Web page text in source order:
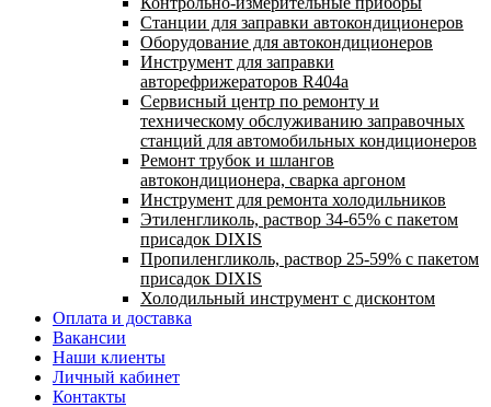
Станции для заправки автокондиционеров
Оборудование для автокондиционеров
Инструмент для заправки
авторефрижераторов R404a
Сервисный центр по ремонту и
техническому обслуживанию заправочных
станций для автомобильных кондиционеров
Ремонт трубок и шлангов
автокондиционера, сварка аргоном
Инструмент для ремонта холодильников
Этиленгликоль, раствор 34-65% с пакетом
присадок DIXIS
Пропиленгликоль, раствор 25-59% с пакетом
присадок DIXIS
Холодильный инструмент с дисконтом
Оплата и доставка
Вакансии
Наши клиенты
Личный кабинет
Контакты